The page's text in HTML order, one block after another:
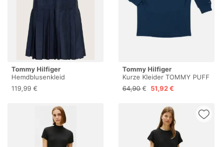
Tommy Hilfiger
Hemdblusenkleid
119,99 €
Tommy Hilfiger
Kurze Kleider TOMMY PUFF
FLOWER HWK DRESS LS
64,90 € 51,92 €